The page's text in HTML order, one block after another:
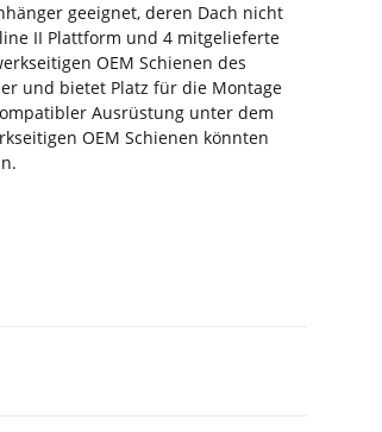
geeignet, deren Dach nicht
II Plattform und 4 mitgelieferte
OEM Schienen des
und bietet Platz für die Montage
Ausrüstung unter dem
OEM Schienen könnten